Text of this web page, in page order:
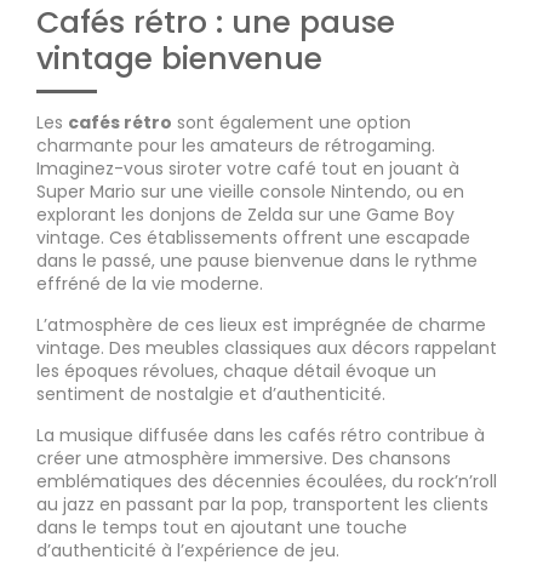
Cafés rétro : une pause
vintage bienvenue
Les cafés rétro sont également une option
charmante pour les amateurs de rétrogaming.
Imaginez-vous siroter votre café tout en jouant à
Super Mario sur une vieille console Nintendo, ou en
explorant les donjons de Zelda sur une Game Boy
vintage. Ces établissements offrent une escapade
dans le passé, une pause bienvenue dans le rythme
effréné de la vie moderne.
L’atmosphère de ces lieux est imprégnée de charme
vintage. Des meubles classiques aux décors rappelant
les époques révolues, chaque détail évoque un
sentiment de nostalgie et d’authenticité.
La musique diffusée dans les cafés rétro contribue à
créer une atmosphère immersive. Des chansons
emblématiques des décennies écoulées, du rock’n’roll
au jazz en passant par la pop, transportent les clients
dans le temps tout en ajoutant une touche
d’authenticité à l’expérience de jeu.